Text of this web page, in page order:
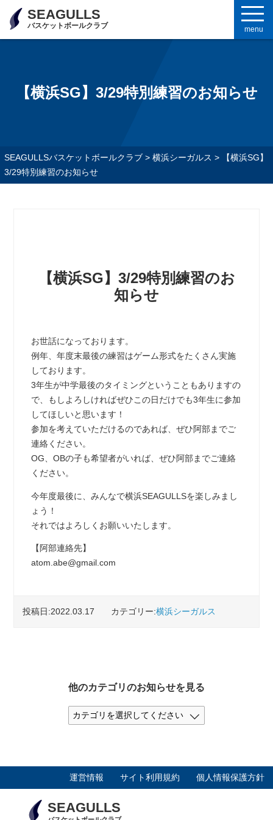
SEAGULLS
バスケットボールクラブ menu
【横浜SG】3/29特別練習のお知らせ
SEAGULLSバスケットボールクラブ> 横浜シーガルス >
【横浜SG】
3/29特別練習のお知らせ
【横浜SG】3/29特別練習のお
知らせ
お世話になっております。
例年、年度末最後の練習はゲーム形式をたくさん実施
しております。
3年生が中学最後のタイミングということもありますの
で、もしよろしければぜひこの日だけでも3年生に参加
してほしいと思います！
参加を考えていただけるのであれば、ぜひ阿部までご
連絡ください。
OG、OBの子も希望者がいれば、ぜひ阿部までご連絡
ください。
今年度最後に、みんなで横浜SEAGULLSを楽しみまし
ょう！
それではよろしくお願いいたします。
【阿部連絡先】
atom.abe@gmail.com
投稿日:2022.03.17 カテゴリー:横浜シーガルス
他のカテゴリのお知らせを見る
運営情報 サイト利用規約 個人情報保護方針
SEAGULLS